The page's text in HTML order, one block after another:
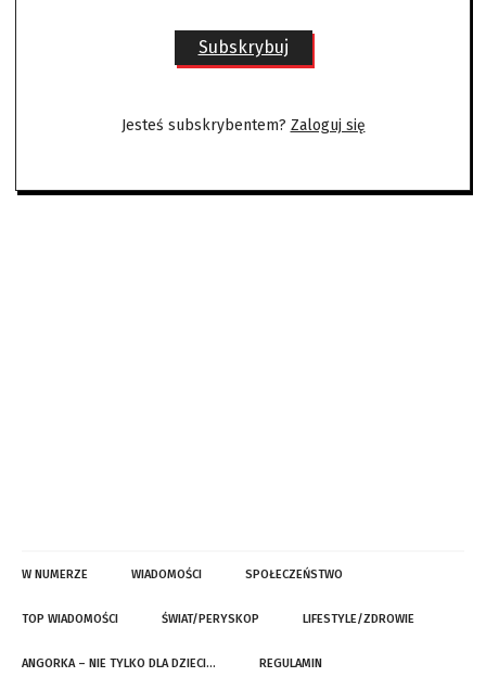
Subskrybuj
Jesteś subskrybentem? Zaloguj się
W NUMERZE WIADOMOŚCI SPOŁECZEŃSTWO
TOP WIADOMOŚCI ŚWIAT/PERYSKOP LIFESTYLE/ZDROWIE
ANGORKA – NIE TYLKO DLA DZIECI… REGULAMIN